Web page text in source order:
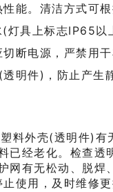
能。清洁方式可
灯具上标志IP65以
断电源，严禁用
明件)，防止产生
料外壳(透明件)有
已经老化。检查透
网有无松动、脱焊
止使用，及时维修更